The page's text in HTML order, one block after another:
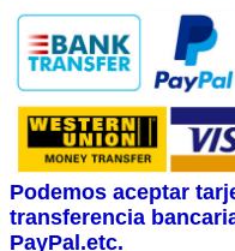
Podemos aceptar
transferencia
PayPal.etc.